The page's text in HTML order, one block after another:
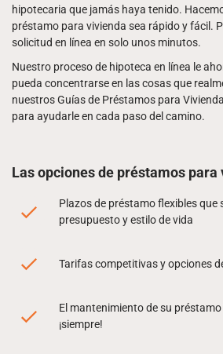
hipotecaria que jamás haya tenido.
préstamo para vivienda sea rápido y fácil.
solicitud en línea en solo unos minutos.
Nuestro proceso de hipoteca en línea le
pueda concentrarse en las cosas que
nuestros Guías de Préstamos para
para ayudarle en cada paso del camino.
Las opciones de préstamos
Plazos de préstamo flexibles que
presupuesto y estilo de vida
Tarifas competitivas y opciones
El mantenimiento de su
¡siempre!